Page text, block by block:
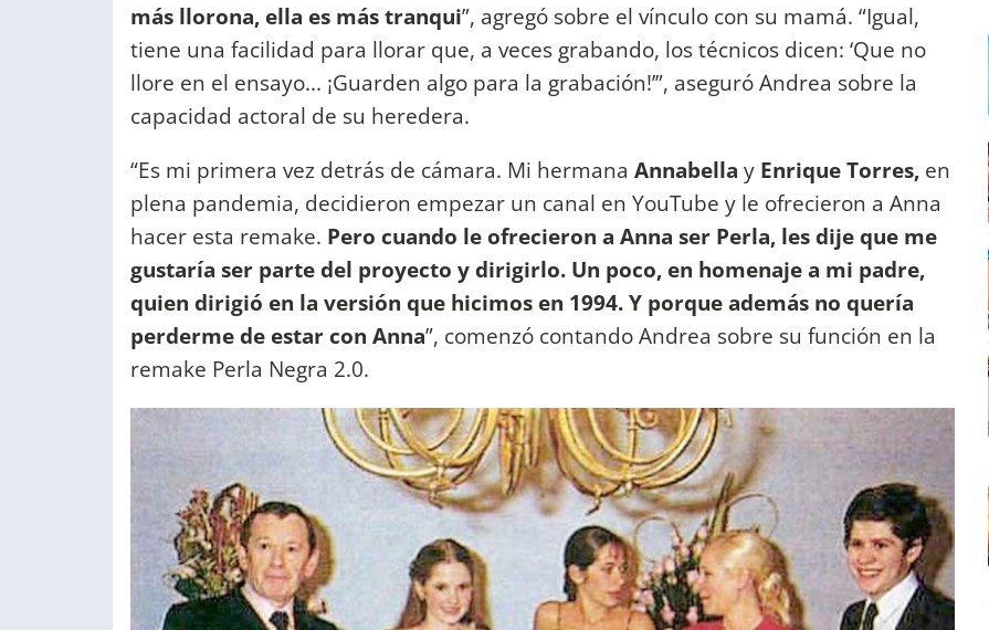
más llorona, ella es más tranqui”, agregó sobre el vínculo con su mamá. “Igual,
tiene una facilidad para llorar que, a veces grabando, los técnicos dicen: ‘Que no
llore en el ensayo... ¡Guarden algo para la grabación!’”, aseguró Andrea sobre la
capacidad actoral de su heredera.
“Es mi primera vez detrás de cámara. Mi hermana Annabella y Enrique Torres, en
plena pandemia, decidieron empezar un canal en YouTube y le ofrecieron a Anna
hacer esta remake. Pero cuando le ofrecieron a Anna ser Perla, les dije que me
gustaría ser parte del proyecto y dirigirlo. Un poco, en homenaje a mi padre,
quien dirigió en la versión que hicimos en 1994. Y porque además no quería
perderme de estar con Anna”, comenzó contando Andrea sobre su función en la
remake Perla Negra 2.0.